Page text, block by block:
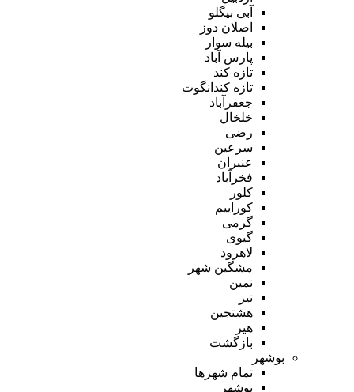
آبی بیگلو
اصلان دوز
بیله سوار
پارس آباد
تازه کند
تازه کندانگوت
جعفرآباد
خلخال
رضی
سرعین
عنبران
فخرآباد
کلور
کوراییم
گرمی
گیوی
لاهرود
مشگین شهر
نمین
نیر
هشتجین
هیر
بازگشت
بوشهر
تمام شهر‌ها
بوشهر